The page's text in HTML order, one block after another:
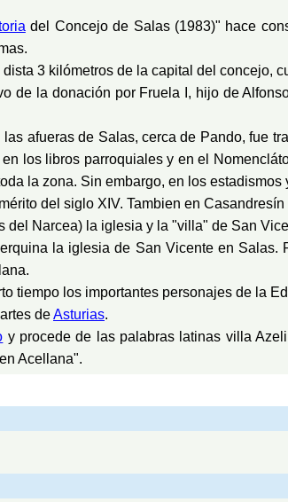
del Concejo de Salas (1983)" hace
3 kilómetros de la capital del concejo,
de la donación por Fruela I, hijo de
afueras de Salas, cerca de Pando, fue
los libros parroquiales y en el
la zona. Sin embargo, en los
del siglo XIV. Tambien en Casandresín
del Narcea) la iglesia y la "villa" de San
la iglesia de San Vicente en
tiempo los importantes personajes de la
deAsturias.
y procede de las palabras latinas villa
Acellana".